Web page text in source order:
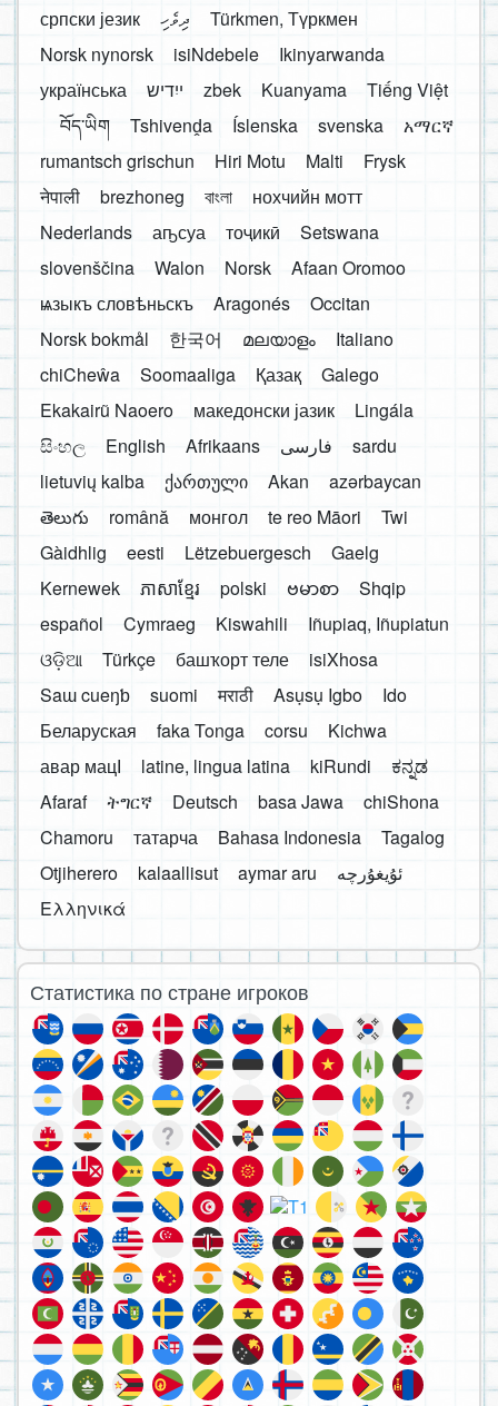
српски језик
ދިވެހި
Türkmen, Түркмен
Norsk nynorsk
isiNdebele
Ikinyarwanda
українська
ייִדיש zbek Kuanyama
Tiếng Việt
བོད་ཡིག
Tshivenḓa Íslenska svenska
አማርኛ
rumantsch grischun
Hiri Motu Malti
Frysk
नेपाली
brezhoneg বাংলা
нохчийн мотт
Nederlands
аҧсуа тоҷикӣ
Setswana
slovenščina
Walon Norsk
Afaan Oromoo
ѩзыкъ словѣньскъ
Aragonés
Occitan
Norsk bokmål
한국어 മലയാളം
Italiano
chiCheŵa
Soomaaliga Қазақ
Galego
Ekakairũ Naoero
македонски јазик
Lingála
සිංහල
English Afrikaans فارسی
sardu
lietuvių kalba
ქართული Akan
azərbaycan
తెలుగు
română монгол te reo Māori
Twi
Gàidhlig
eesti Lëtzebuergesch
Gaelg
Kernewek
ភាសាខ្មែរ polski ဗမာစာ
Shqip
español
Cymraeg Kiswahili
Iñupiaq, Iñupiatun
ଓଡ଼ିଆ
Türkçe башҡорт теле
isiXhosa
Saɯ cueŋƅ
suomi मराठी Asụsụ Igbo
Ido
Беларуская
faka Tonga corsu
Kichwa
авар мацӀ
latine, lingua latina kiRundi
ಕನ್ನಡ
Afaraf
ትግርኛ Deutsch basa Jawa
chiShona
Chamoru
татарча Bahasa Indonesia
Tagalog
Otjiherero
kalaallisut aymar aru
Ελληνικά
Статистика по стране игроков